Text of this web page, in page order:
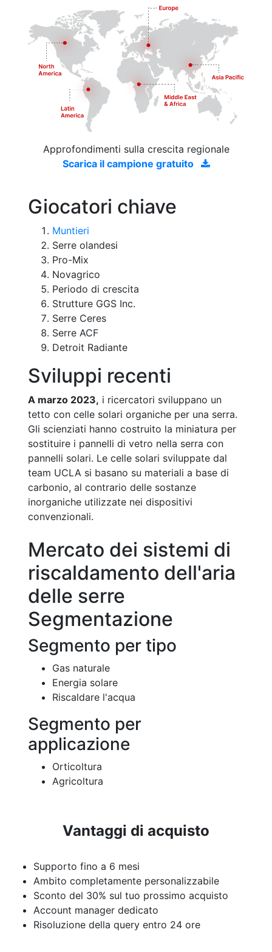
Approfondimenti sulla crescita regionale
Scarica il campione gratuito
Giocatori chiave
Muntieri
Serre olandesi
Pro-Mix
Novagrico
Periodo di crescita
Strutture GGS Inc.
Serre Ceres
Serre ACF
Detroit Radiante
Sviluppi recenti
A marzo 2023, i ricercatori sviluppano un
tetto con celle solari organiche per una serra.
Gli scienziati hanno costruito la miniatura per
sostituire i pannelli di vetro nella serra con
pannelli solari. Le celle solari sviluppate dal
team UCLA si basano su materiali a base di
carbonio, al contrario delle sostanze
inorganiche utilizzate nei dispositivi
convenzionali.
Mercato dei sistemi di
riscaldamento dell'aria
delle serre
Segmentazione
Segmento per tipo
Gas naturale
Energia solare
Riscaldare l'acqua
Segmento per
applicazione
Orticoltura
Agricoltura
Vantaggi di acquisto
Supporto fino a 6 mesi
Ambito completamente personalizzabile
Sconto del 30% sul tuo prossimo acquisto
Account manager dedicato
Risoluzione della query entro 24 ore